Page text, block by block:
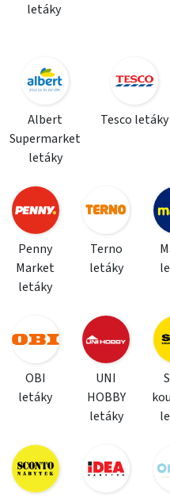
letáky
Albert
Supermarket
letáky
Tesco letáky
Penny
Market
letáky
Terno
letáky
OBI
letáky
UNI
HOBBY
letáky